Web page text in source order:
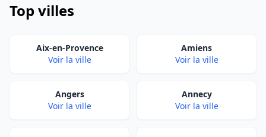
Top villes
Aix-en-Provence
Voir la ville
Amiens
Voir la ville
Angers
Voir la ville
Annecy
Voir la ville